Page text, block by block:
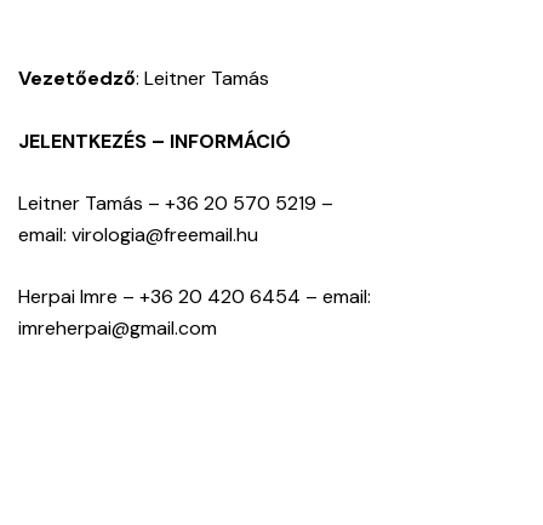
Vezetőedző: Leitner Tamás
JELENTKEZÉS – INFORMÁCIÓ
Leitner Tamás – +36 20 570 5219 –
email: virologia@freemail.hu
Herpai Imre – +36 20 420 6454 – email:
imreherpai@gmail.com